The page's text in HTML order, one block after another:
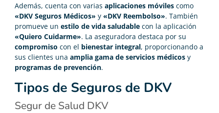
Además, cuenta con varias aplicaciones móviles como
«DKV Seguros Médicos» y «DKV Reembolso». También
promueve un estilo de vida saludable con la aplicación
«Quiero Cuidarme». La aseguradora destaca por su
compromiso con el bienestar integral, proporcionando a
sus clientes una amplia gama de servicios médicos y
programas de prevención.
Tipos de Seguros de DKV
Segur de Salud DKV